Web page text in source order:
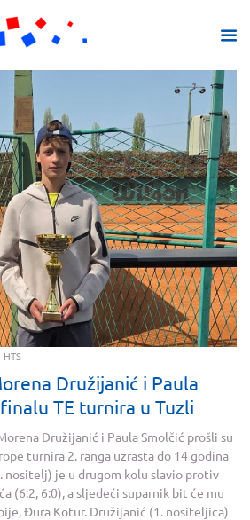
HTS
Družijanić i Paula
TE turnira u Tuzli
Družijanić i Paula Smolčić prošli su
turnira 2. ranga uzrasta do 14 godina
nositelj) je u drugom kolu slavio protiv
(6:2, 6:0), a sljedeći suparnik bit će mu
Đura Kotur. Družijanić (1. nositeljica)